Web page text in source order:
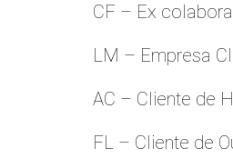
CF – Ex
LM – Empresa
AC – Cliente de
FL – Cliente de